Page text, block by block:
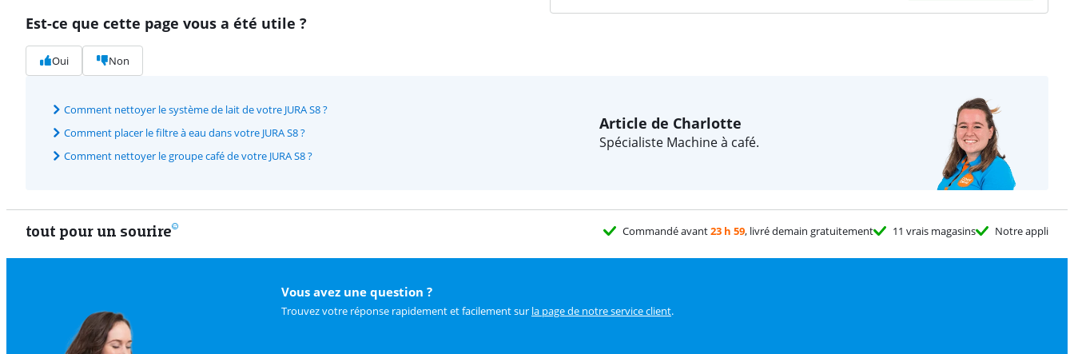
Est-ce que cette page vous a été utile ?
Oui Non
Comment nettoyer le système de lait de votre JURA S8 ?
Comment placer le filtre à eau dans votre JURA S8 ?
Comment nettoyer le groupe café de votre JURA S8 ?
Article de Charlotte
Spécialiste Machine à café.
tout pour un sourire Commandé avant23 h 59, livré demain gratuitement 11 vrais magasins Notre appli
Vous avez une question ?
Trouvez votre réponse rapidement et facilement sur la page de notre service client.